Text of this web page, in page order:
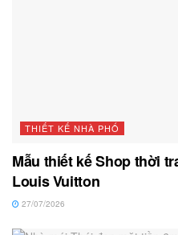
THIẾT KẾ NHÀ PHỐ
Mẫu thiết kế Shop thời
Louis Vuitton
27/07/2026